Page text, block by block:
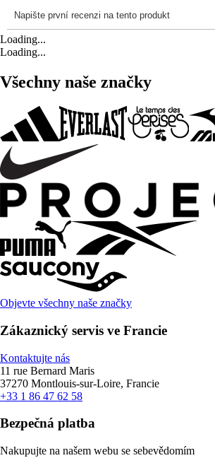
Loading...
Loading...
Všechny naše značky
Objevte všechny naše značky
Zákaznický servis ve Francie
Kontaktujte nás
11 rue Bernard Maris
37270 Montlouis-sur-Loire, Francie
+33 1 86 47 62 58
Bezpečná platba
Nakupujte na našem webu se sebevědomím